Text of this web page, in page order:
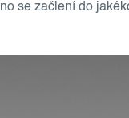
se začlení do